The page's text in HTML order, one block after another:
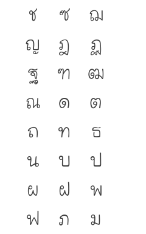
ช
ซ
ฌ
ญ
ฎ
ฏ
ฐ
ฑ
ฒ
ณ
ด
ต
ถ
ท
ธ
น
บ
ป
ผ
ฝ
พ
ฟ
ภ
ม